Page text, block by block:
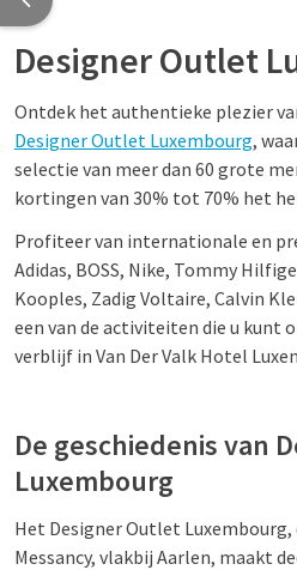
Designer Outlet
Ontdek het authentieke plezier
Designer Outlet Luxembourg,
selectie van meer dan 60 grote
kortingen van 30% tot 70% het
Profiteer van internationale en
Adidas, BOSS, Nike, Tommy
Kooples, Zadig Voltaire, Calvin
een van de activiteiten die u kunt
verblijf in Van Der Valk Hotel
De geschiedenis van
Luxembourg
Het Designer Outlet Luxembourg,
Messancy, vlakbij Aarlen, maakt